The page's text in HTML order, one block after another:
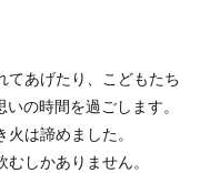
てあげたり、こどもたち
の時間を過ごします。
は諦めました。
しかありません。